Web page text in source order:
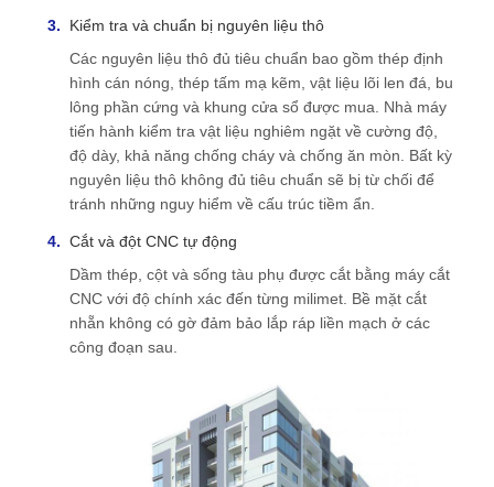
Kiểm tra và chuẩn bị nguyên liệu thô
Các nguyên liệu thô đủ tiêu chuẩn bao gồm thép định
hình cán nóng, thép tấm mạ kẽm, vật liệu lõi len đá, bu
lông phần cứng và khung cửa sổ được mua. Nhà máy
tiến hành kiểm tra vật liệu nghiêm ngặt về cường độ,
độ dày, khả năng chống cháy và chống ăn mòn. Bất kỳ
nguyên liệu thô không đủ tiêu chuẩn sẽ bị từ chối để
tránh những nguy hiểm về cấu trúc tiềm ẩn.
Cắt và đột CNC tự động
Dầm thép, cột và sống tàu phụ được cắt bằng máy cắt
CNC với độ chính xác đến từng milimet. Bề mặt cắt
nhẵn không có gờ đảm bảo lắp ráp liền mạch ở các
công đoạn sau.